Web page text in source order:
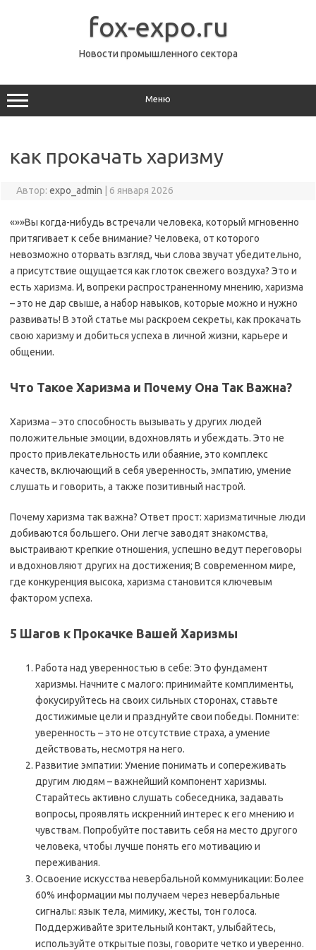
fox-expo.ru
Новости промышленного сектора
Меню
как прокачать харизму
Автор: expo_admin 6 января 2026
«»»Вы когда-нибудь встречали человека, который мгновенно
притягивает к себе внимание? Человека, от которого
невозможно оторвать взгляд, чьи слова звучат убедительно,
а присутствие ощущается как глоток свежего воздуха? Это и
есть харизма. И, вопреки распространенному мнению, харизма
– это не дар свыше, а набор навыков, которые можно и нужно
развивать! В этой статье мы раскроем секреты, как прокачать
свою харизму и добиться успеха в личной жизни, карьере и
общении.
Что Такое Харизма и Почему Она Так Важна?
Харизма – это способность вызывать у других людей
положительные эмоции, вдохновлять и убеждать. Это не
просто привлекательность или обаяние, это комплекс
качеств, включающий в себя уверенность, эмпатию, умение
слушать и говорить, а также позитивный настрой.
Почему харизма так важна? Ответ прост: харизматичные люди
добиваются большего. Они легче заводят знакомства,
выстраивают крепкие отношения, успешно ведут переговоры
и вдохновляют других на достижения; В современном мире,
где конкуренция высока, харизма становится ключевым
фактором успеха.
5 Шагов к Прокачке Вашей Харизмы
Работа над уверенностью в себе: Это фундамент
харизмы. Начните с малого: принимайте комплименты,
фокусируйтесь на своих сильных сторонах, ставьте
достижимые цели и празднуйте свои победы. Помните:
уверенность – это не отсутствие страха, а умение
действовать, несмотря на него.
Развитие эмпатии: Умение понимать и сопереживать
другим людям – важнейший компонент харизмы.
Старайтесь активно слушать собеседника, задавать
вопросы, проявлять искренний интерес к его мнению и
чувствам. Попробуйте поставить себя на место другого
человека, чтобы лучше понять его мотивацию и
переживания.
Освоение искусства невербальной коммуникации: Более
60% информации мы получаем через невербальные
сигналы: язык тела, мимику, жесты, тон голоса.
Поддерживайте зрительный контакт, улыбайтесь,
используйте открытые позы, говорите четко и уверенно.